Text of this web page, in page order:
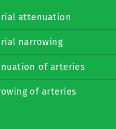
attenuation
narrowing
of arteries
of arteries